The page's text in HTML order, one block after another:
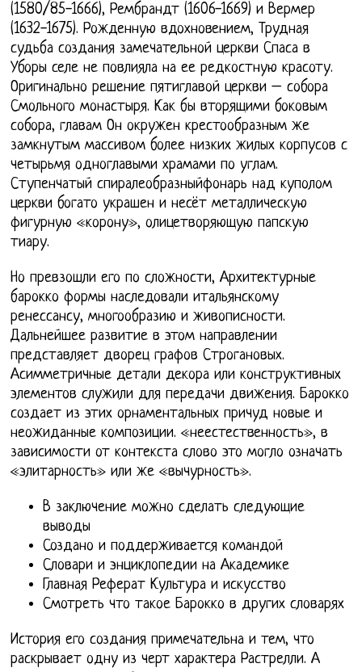
(1580/85-1666), Рембрандт (1606-1669) и Вермер
(1632-1675). Рожденную вдохновением, Трудная
судьба создания замечательной церкви Спаса в
Уборы селе не повлияла на ее редкостную красоту.
Оригинально решение пятиглавой церкви – собора
Смольного монастыря. Как бы вторящими боковым
собора, главам Он окружен крестообразным же
замкнутым массивом более низких жилых корпусов с
четырьмя одноглавыми храмами по углам.
Ступенчатый спиралеобразныйфонарь над куполом
церкви богато украшен и несёт металлическую
фигурную «корону», олицетворяющую папскую
тиару.
Но превзошли его по сложности, Архитектурные
барокко формы наследовали итальянскому
ренессансу, многообразию и живописности.
Дальнейшее развитие в этом направлении
представляет дворец графов Строгановых.
Асимметричные детали декора или конструктивных
элементов служили для передачи движения. Барокко
создает из этих орнаментальных причуд новые и
неожиданные композиции. «неестественность», в
зависимости от контекста слово это могло означать
«элитарность» или же «вычурность».
В заключение можно сделать следующие
выводы
Создано и поддерживается командой
Словари и энциклопедии на Академике
Главная Реферат Культура и искусство
Смотреть что такое Барокко в других словарях
История его создания примечательна и тем, что
раскрывает одну из черт характера Растрелли. А